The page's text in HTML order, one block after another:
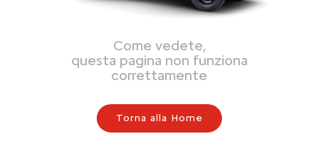
Come vedete,
questa pagina non funziona
correttamente
Torna alla Home